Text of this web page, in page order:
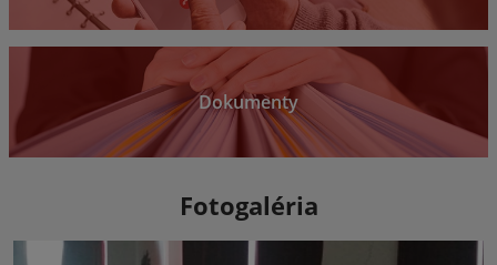
Dokumenty
Fotogaléria